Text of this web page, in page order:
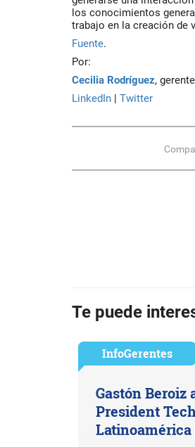
los conocimientos
trabajo en la creación de
Fuente.
Por:
Cecilia Rodríguez,
LinkedIn | Twitter
Te puede
InfoGerentes
Gastón Beroiz
President